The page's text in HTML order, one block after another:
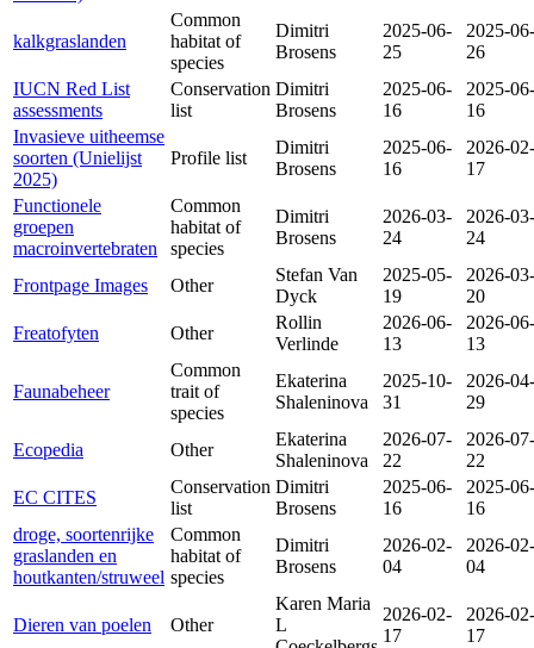
kalkgraslanden
Common
habitat of
species
Dimitri
Brosens
2025-06-
25
2025-06-
26
IUCN Red List
assessments
Conservation
list
Dimitri
Brosens
2025-06-
16
2025-06-
16
Invasieve uitheemse
soorten (Unielijst
2025)
Profile list
Dimitri
Brosens
2025-06-
16
2026-02-
17
Functionele
groepen
macroinvertebraten
Common
habitat of
species
Dimitri
Brosens
2026-03-
24
2026-03-
24
Frontpage Images Other
Stefan Van
Dyck
2025-05-
19
2026-03-
20
Freatofyten
Other
Rollin
Verlinde
2026-06-
13
2026-06-
13
Faunabeheer
Common
trait of
species
Ekaterina
Shaleninova
2025-10-
31
2026-04-
29
Ecopedia Other
Ekaterina
Shaleninova
2026-07-
22
2026-07-
22
EC CITES
Conservation
list
Dimitri
Brosens
2025-06-
16
2025-06-
16
droge, soortenrijke
graslanden en
houtkanten/struweel
Common
habitat of
species
Dimitri
Brosens
2026-02-
04
2026-02-
04
Dieren van poelen Other
Karen Maria
L
2026-02-
17
2026-02-
17